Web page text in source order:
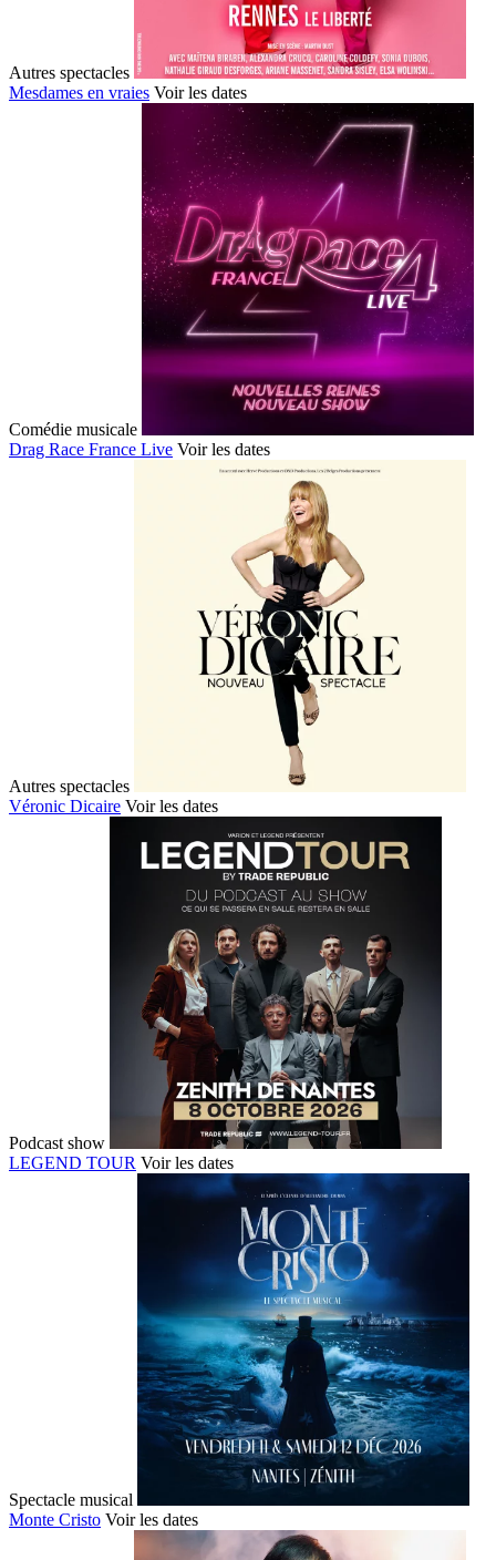
Autres spectacles
Mesdames en vraies Voir les dates
Comédie musicale
Drag Race France Live Voir les dates
Autres spectacles
Véronic Dicaire Voir les dates
Podcast show
LEGEND TOUR Voir les dates
Spectacle musical
Monte Cristo Voir les dates